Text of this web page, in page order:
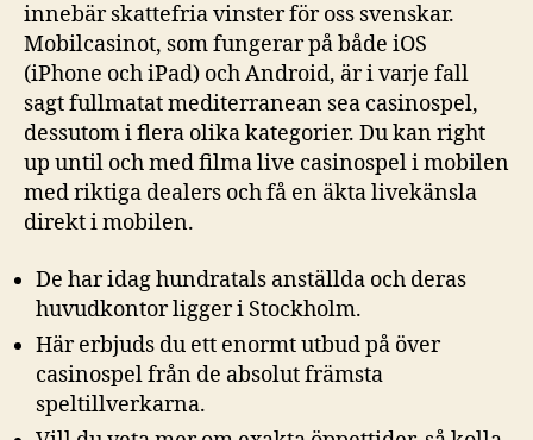
innebär skattefria vinster för oss svenskar.
Mobilcasinot, som fungerar på både iOS
(iPhone och iPad) och Android, är i varje fall
sagt fullmatat mediterranean sea casinospel,
dessutom i flera olika kategorier. Du kan right
up until och med filma live casinospel i mobilen
med riktiga dealers och få en äkta livekänsla
direkt i mobilen.
De har idag hundratals anställda och deras
huvudkontor ligger i Stockholm.
Här erbjuds du ett enormt utbud på över
casinospel från de absolut främsta
speltillverkarna.